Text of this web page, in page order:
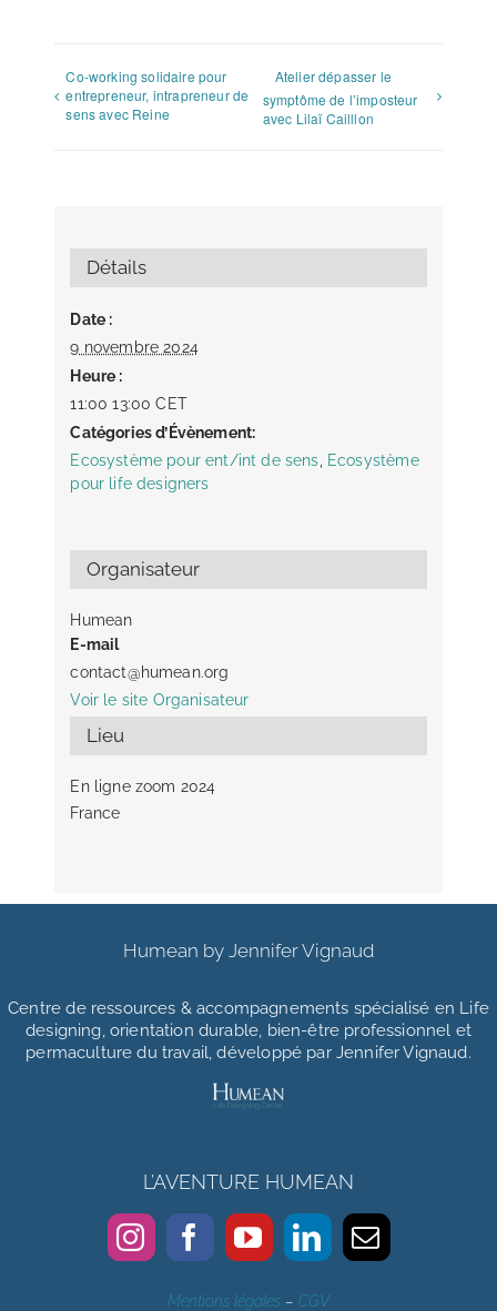
Co-working solidaire pour
entrepreneur, intrapreneur de
sens avec Reine
Atelier dépasser le
symptôme de l’imposteur
avec Lilaï Cailllon
Détails
Date :
9 novembre 2024
Heure :
11:00 13:00CET
Catégories d’Évènement:
Ecosystème pour ent/int de sens
Ecosystème
pour life designers
Lieu
En ligne zoom 2024
France
Organisateur
Humean
E-mail
contact@humean.org
Voir le site Organisateur
Humean by Jennifer Vignaud
Centre de ressources & accompagnements spécialisé en Life
designing, orientation durable, bien-être professionnel et
permaculture du travail, développé par Jennifer Vignaud.
L’AVENTURE HUMEAN
Mentions légales – CGV